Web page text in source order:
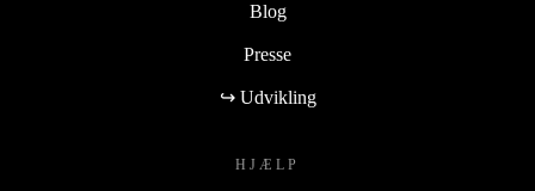
Blog
Presse
↪ Udvikling
HJÆLP